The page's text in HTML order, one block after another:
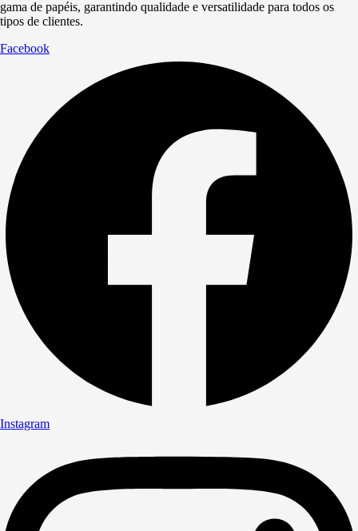
gama de papéis, garantindo qualidade e versatilidade para todos os
tipos de clientes.
Facebook
Instagram